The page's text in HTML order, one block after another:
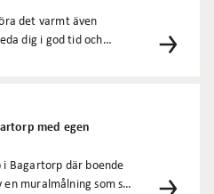
det varmt även
dig i god tid och
med egen
i Bagartorp där boende
muralmålning som ska